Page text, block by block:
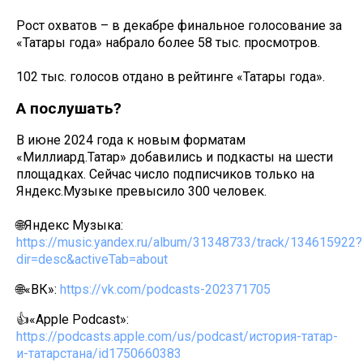
Рост охватов – в декабре финальное голосование за
«Татары года» набрало более 58 тыс. просмотров.
102 тыс. голосов отдано в рейтинге «Татары года».
А послушать?
В июне 2024 года к новым форматам
«Миллиард.Татар» добавились и подкасты на шести
площадках. Сейчас число подписчиков только на
Яндекс.Музыке превысило 300 человек.
🌐Яндекс Музыка:
https://music.yandex.ru/album/31348733/track/134615922?
dir=desc&activeTab=about
🌐«ВК»: https://vk.com/podcasts-202371705
👍«Apple Podcast»:
https://podcasts.apple.com/us/podcast/история-татар-
и-татарстана/id1750660383